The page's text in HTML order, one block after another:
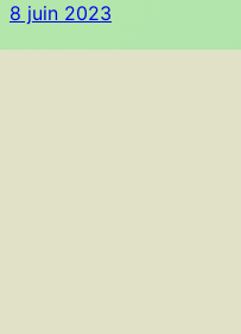
8 juin 2023